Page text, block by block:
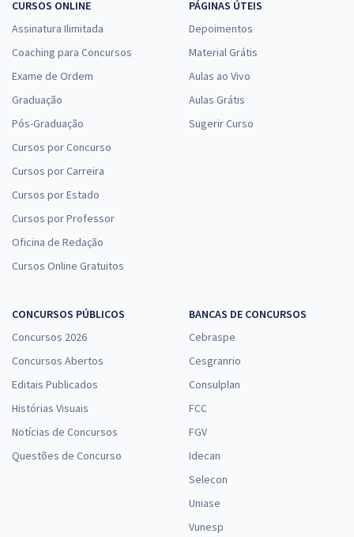
CURSOS ONLINE
Assinatura Ilimitada
Coaching para Concursos
Exame de Ordem
Graduação
Pós-Graduação
Cursos por Concurso
Cursos por Carreira
Cursos por Estado
Cursos por Professor
Oficina de Redação
Cursos Online Gratuitos
PÁGINAS ÚTEIS
Depoimentos
Material Grátis
Aulas ao Vivo
Aulas Grátis
Sugerir Curso
CONCURSOS PÚBLICOS
Concursos 2026
Concursos Abertos
Editais Publicados
Histórias Visuais
Notícias de Concursos
Questões de Concurso
BANCAS DE CONCURSOS
Cebraspe
Cesgranrio
Consulplan
FCC
FGV
Idecan
Selecon
Uniase
Vunesp